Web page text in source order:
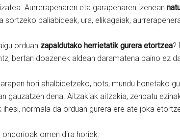
Aurrerapenaren eta garapenaren izenean
sortzeko baliabideak, ura, elikagaiak,
orduan zapaldutako herrietatik gurera etortzea?
bertan doazenek aldean daramatena baino ez
hori ahalbidetzeko, hots, mundu honetako
gauzatzen dena. Aitzakiak aitzakia, zenbatu
ihesi, normala da orduan gurera ere ate joka
ondorioak omen dira horiek.